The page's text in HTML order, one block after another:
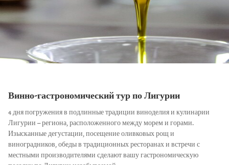
Винно-гастрономический тур по Лигурии
4 дня погружения в подлинные традиции виноделия и кулинарии
Лигурии – региона, расположенного между морем и горами.
Изысканные дегустации, посещение оливковых рощ и
виноградников, обеды в традиционных ресторанах и встречи с
местными производителями сделают вашу гастрономическую